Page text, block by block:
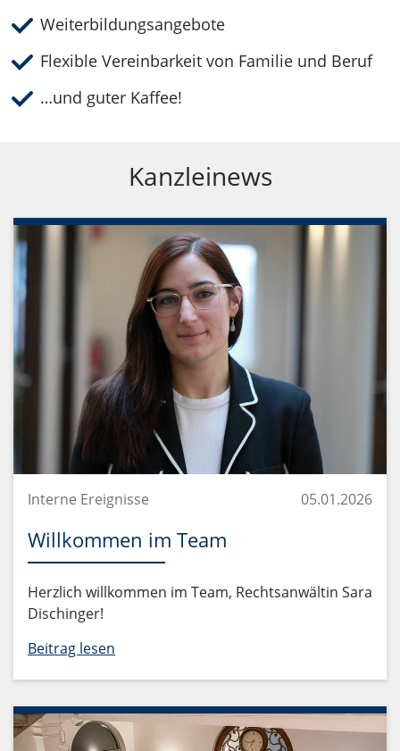
Weiterbildungsangebote
Flexible Vereinbarkeit von Familie und Beruf
…und guter Kaffee!
Kanzleinews
Interne Ereignisse 05.01.2026
Willkommen im Team
Herzlich willkommen im Team, Rechtsanwältin Sara
Dischinger!
Beitrag lesen